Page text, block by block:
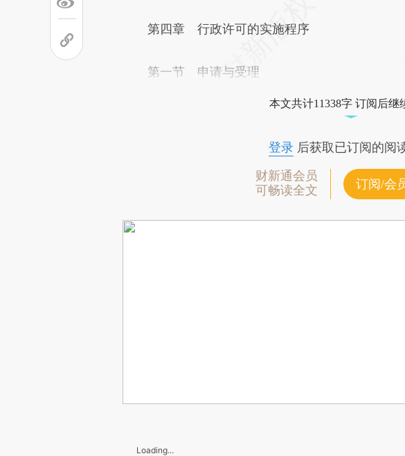
第四章 行政许可的实施程序
第一节 申请与受理
本文共计11338字 订阅后继
登录后获取已订阅的阅
财新通会员
可畅读全文
订阅/会
Loading...